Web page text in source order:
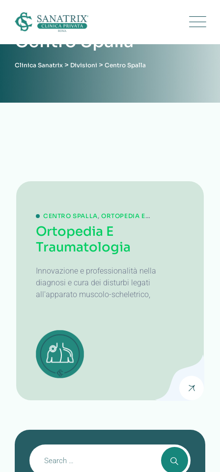
content
Centro Spalla
Clinica Sanatrix > Divisioni > Centro Spalla
CENTRO SPALLA, ORTOPEDIA E
TRAUMATOLOGIA
Ortopedia E
Traumatologia
Innovazione e professionalità nella
diagnosi e cura dei disturbi legati
all'apparato muscolo-scheletrico,